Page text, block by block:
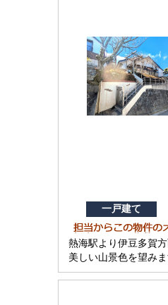
一戸建て
熱海駅より伊豆多賀
美しい山景色を望みま